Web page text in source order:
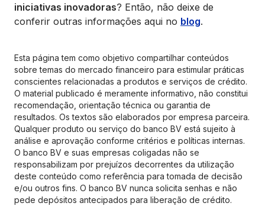
iniciativas inovadoras? Então, não deixe de
conferir outras informações aqui no blog.
Esta página tem como objetivo compartilhar conteúdos
sobre temas do mercado financeiro para estimular práticas
conscientes relacionadas a produtos e serviços de crédito.
O material publicado é meramente informativo, não constitui
recomendação, orientação técnica ou garantia de
resultados. Os textos são elaborados por empresa parceira.
Qualquer produto ou serviço do banco BV está sujeito à
análise e aprovação conforme critérios e políticas internas.
O banco BV e suas empresas coligadas não se
responsabilizam por prejuízos decorrentes da utilização
deste conteúdo como referência para tomada de decisão
e/ou outros fins. O banco BV nunca solicita senhas e não
pede depósitos antecipados para liberação de crédito.